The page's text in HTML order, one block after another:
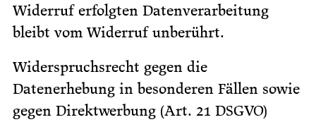
Widerruf erfolgten Datenverarbeitung
bleibt vom Widerruf unberührt.
Widerspruchsrecht gegen die
Datenerhebung in besonderen Fällen sowie
gegen Direktwerbung (Art. 21 DSGVO)